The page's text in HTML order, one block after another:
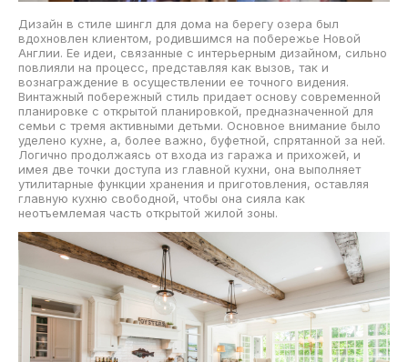
Дизайн в стиле шингл для дома на берегу озера был
вдохновлен клиентом, родившимся на побережье Новой
Англии. Ее идеи, связанные с интерьерным дизайном, сильно
повлияли на процесс, представляя как вызов, так и
вознаграждение в осуществлении ее точного видения.
Винтажный побережный стиль придает основу современной
планировке с открытой планировкой, предназначенной для
семьи с тремя активными детьми. Основное внимание было
уделено кухне, а, более важно, буфетной, спрятанной за ней.
Логично продолжаясь от входа из гаража и прихожей, и
имея две точки доступа из главной кухни, она выполняет
утилитарные функции хранения и приготовления, оставляя
главную кухню свободной, чтобы она сияла как
неотъемлемая часть открытой жилой зоны.